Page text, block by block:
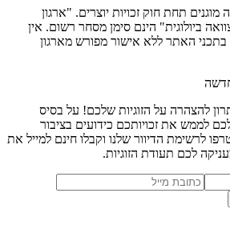
תחת חוק זכויות יוצרים. "ארגון
ביולוגית" הינם סימן מסחר רשום. אין
האתר ללא אישור מפורש מארגון
להצהרה על הזוגיות שלכם! על בסיס
לממש את זכויותכם כידועים בציבור
לרשימת הדיוור שלנו וקבלו חינם למייל את
לכם תעודת הזוגיות.